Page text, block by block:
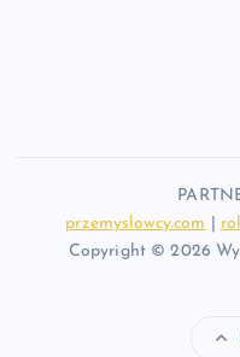
przemyslowcy.com
Copyright © 2026